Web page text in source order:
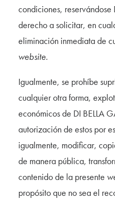
condiciones, reservándose
derecho a solicitar, en
eliminación inmediata de
website.
Igualmente, se prohíbe
cualquier otra forma,
económicos de DI BELLA
autorización de estos por
igualmente, modificar,
de manera pública,
contenido de la presente
propósito que no sea el